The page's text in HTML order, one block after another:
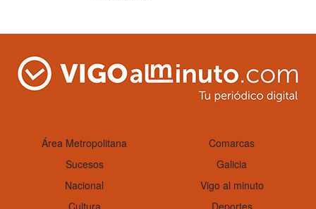
Área Metropolitana
Comarcas
Sucesos
Galicia
Nacional
Vigo al minuto
Cultura
Deportes